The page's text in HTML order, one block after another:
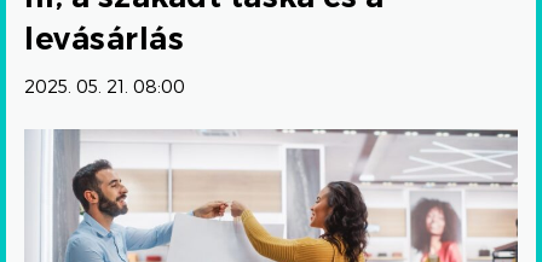
levásárlás
2025. 05. 21. 08:00